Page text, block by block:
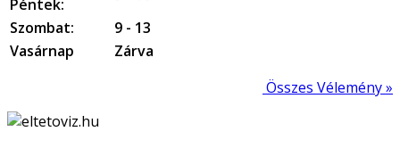
Péntek:
Szombat:
9 - 13
Vasárnap
Zárva
Összes Vélemény »